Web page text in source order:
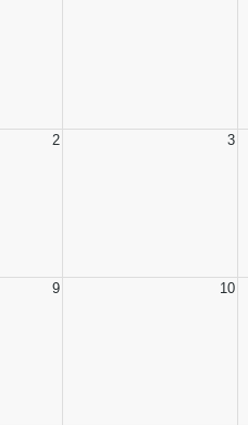
2 3
9 10